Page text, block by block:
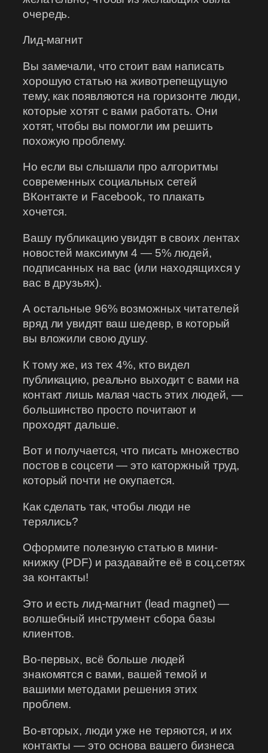
очередь.
Лид-магнит
Вы замечали, что стоит вам написать
хорошую статью на животрепещущую
тему, как появляются на горизонте люди,
которые хотят с вами работать. Они
хотят, чтобы вы помогли им решить
похожую проблему.
Но если вы слышали про алгоритмы
современных социальных сетей
ВКонтакте и Facebook, то плакать
хочется.
Вашу публикацию увидят в своих лентах
новостей максимум 4 — 5% людей,
подписанных на вас (или находящихся у
вас в друзьях).
А остальные 96% возможных читателей
вряд ли увидят ваш шедевр, в который
вы вложили свою душу.
К тому же, из тех 4%, кто видел
публикацию, реально выходит с вами на
контакт лишь малая часть этих людей, —
большинство просто почитают и
проходят дальше.
Вот и получается, что писать множество
постов в соцсети — это каторжный труд,
который почти не окупается.
Как сделать так, чтобы люди не
терялись?
Оформите полезную статью в мини-
книжку (PDF) и раздавайте её в соц.сетях
за контакты!
Это и есть лид-магнит (lead magnet) —
волшебный инструмент сбора базы
клиентов.
Во-первых, всё больше людей
знакомятся с вами, вашей темой и
вашими методами решения этих
проблем.
Во-вторых, люди уже не теряются, и их
контакты — это основа вашего бизнеса